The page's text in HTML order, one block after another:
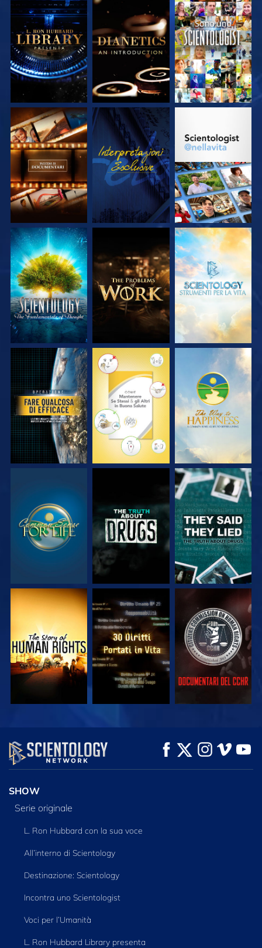
ESPLORA LE
SERIE
ESPLORA LE
SERIE
GUARDA
ESPLORA LE
SERIE
GUARDA
ESPLORA LE
ESPLORA LE
SERIE
ESPLORA LE
SERIE
ESPLORA LE
SERIE
GUARDA GUARDA GUARDA
GUARDA GUARDA GUARDA
GUARDA GUARDA GUARDA
GUARDA
ESPLORA LE
SERIE
SHOW
Serie originale
L. Ron Hubbard con la sua voce
All’interno di Scientology
Destinazione: Scientology
Incontra uno Scientologist
Voci per l’Umanità
L. Ron Hubbard Library presenta